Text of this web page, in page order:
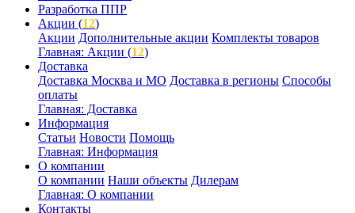
Разработка ППР
Акции (12)
Акции Дополнительные акции Комплекты товаров
Главная: Акции (12)
Доставка
Доставка Москва и МО Доставка в регионы Способы
оплаты
Главная: Доставка
Информация
Статьи Новости Помощь
Главная: Информация
О компании
О компании Наши объекты Дилерам
Главная: О компании
Контакты